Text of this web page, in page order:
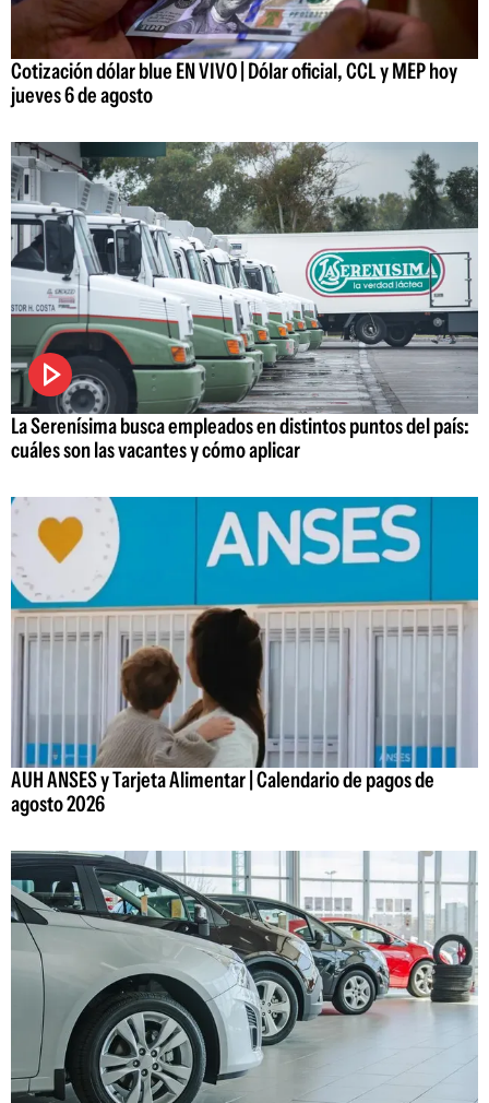
Cotización dólar blue EN VIVO | Dólar oficial, CCL y MEP hoy
jueves 6 de agosto
La Serenísima busca empleados en distintos puntos del país:
cuáles son las vacantes y cómo aplicar
AUH ANSES y Tarjeta Alimentar | Calendario de pagos de
agosto 2026